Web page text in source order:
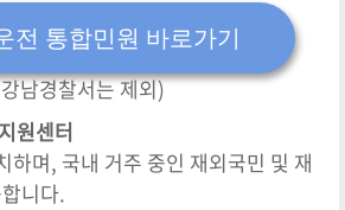
전 통합민원 바로가기
남경찰서는 제외)
원센터
하며, 국내 거주 중인 재외국민 및 재
니다.